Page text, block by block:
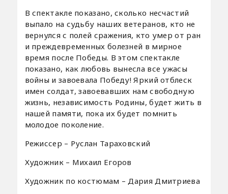
В спектакле показано, сколько несчастий
выпало на судьбу наших ветеранов, кто не
вернулся с полей сражения, кто умер от ран
и преждевременных болезней в мирное
время после Победы. В этом спектакле
показано, как любовь вынесла все ужасы
войны и завоевала Победу! Яркий отблеск
имен солдат, завоевавших нам свободную
жизнь, независимость Родины, будет жить в
нашей памяти, пока их будет помнить
молодое поколение.
Режиссер – Руслан Тараховский
Художник – Михаил Егоров
Художник по костюмам – Дария Дмитриева